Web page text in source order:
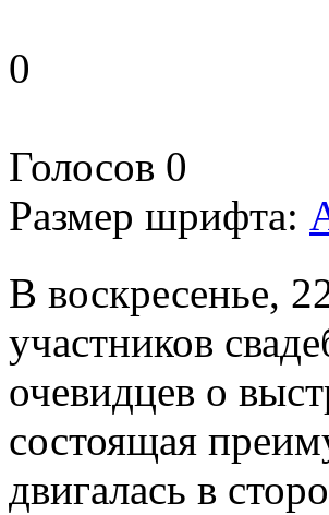
0
Голосов 0
Размер шрифта:
В воскресенье,
участников
очевидцев о
состоящая
двигалась в